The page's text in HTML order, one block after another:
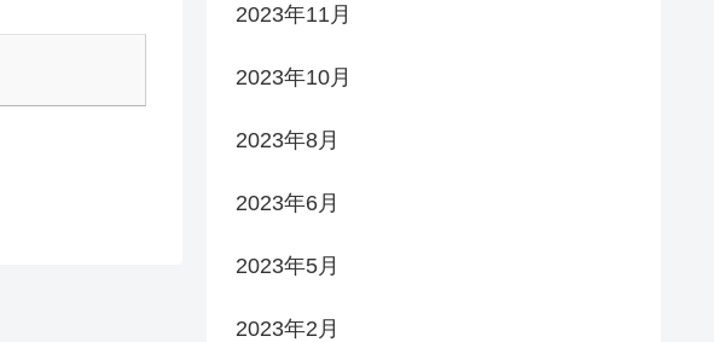
2023年11月
2023年10月
2023年8月
2023年6月
2023年5月
2023年2月